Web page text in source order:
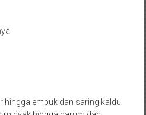
hingga empuk dan saring kaldu.